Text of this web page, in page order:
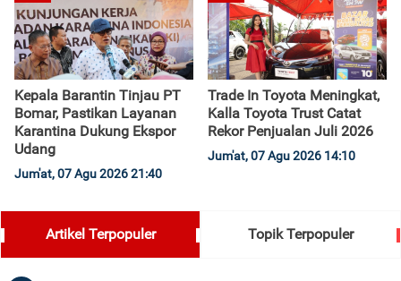
Kepala Barantin Tinjau PT
Bomar, Pastikan Layanan
Karantina Dukung Ekspor
Udang
Jum'at, 07 Agu 2026 21:40
Trade In Toyota Meningkat,
Kalla Toyota Trust Catat
Rekor Penjualan Juli 2026
Jum'at, 07 Agu 2026 14:10
Artikel Terpopuler Topik Terpopuler